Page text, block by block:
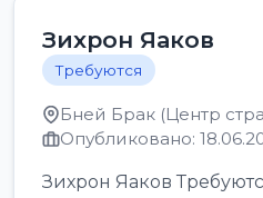
Зихрон Яаков
Требуются
Бней Брак (Центр
Опубликовано:
Зихрон Яаков